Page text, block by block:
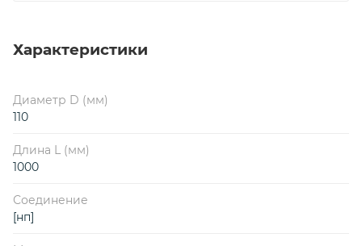
Характеристики
Диаметр D (мм)
110
Длина L (мм)
1000
Соединение
[нп]